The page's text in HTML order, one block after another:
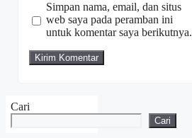
Simpan nama, email, dan situs
web saya pada peramban ini
untuk komentar saya berikutnya.
Cari
Cari